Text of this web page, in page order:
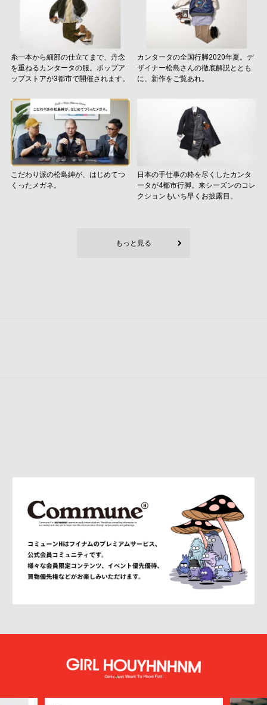
糸一本から細部の仕立てまで、丹念
を重ねるカンタータの服。ポップア
ップストアが3都市で開催されます。
カンタータの全国行脚2020年夏。デ
ザイナー松島さんの徹底解説ととも
に、新作をご覧あれ。
こだわり派の松島紳が、はじめてつ
くったメガネ。
日本の手仕事の粋を尽くしたカンタ
ータが4都市行脚。来シーズンのコレ
クションもいち早くお披露目。
もっと見る